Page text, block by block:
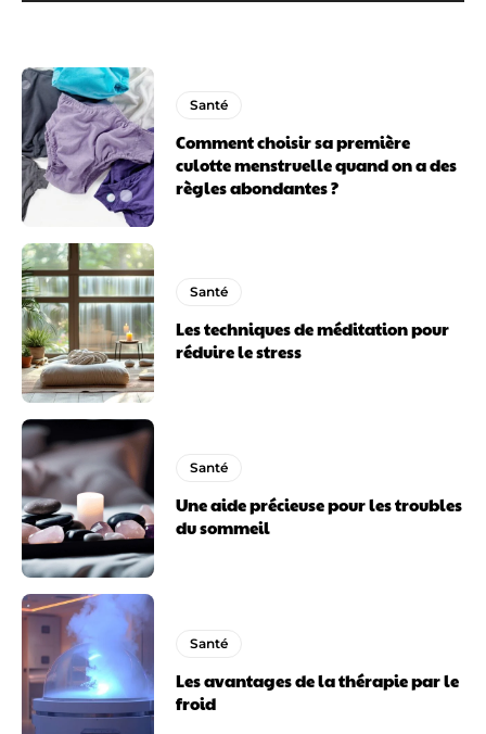
Santé
Comment choisir sa première
culotte menstruelle quand on a des
règles abondantes ?
Santé
Les techniques de méditation pour
réduire le stress
Santé
Une aide précieuse pour les troubles
du sommeil
Santé
Les avantages de la thérapie par le
froid